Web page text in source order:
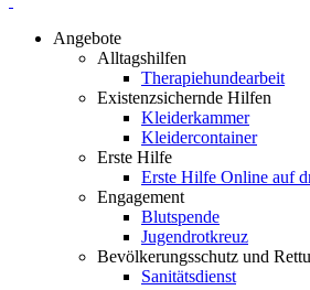
Angebote
Alltagshilfen
Therapiehundearbeit
Existenzsichernde Hilfen
Kleiderkammer
Kleidercontainer
Erste Hilfe
Erste Hilfe Online auf
Engagement
Blutspende
Jugendrotkreuz
Bevölkerungsschutz und
Sanitätsdienst